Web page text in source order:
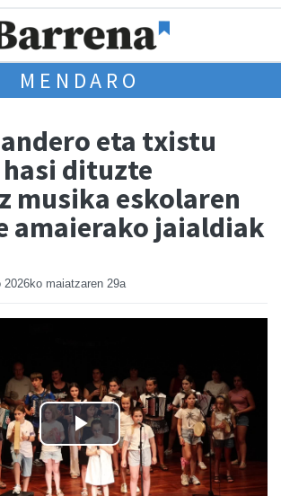
MENDARO
eta txistu
dituzte
musika eskolaren
amaierako jaialdiak
2026ko maiatzaren 29a